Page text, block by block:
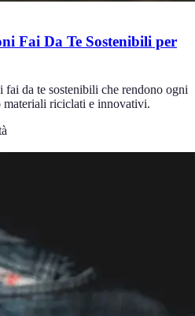
Fai Da Te Sostenibili per
fai da te sostenibili che rendono ogni
materiali riciclati e innovativi.